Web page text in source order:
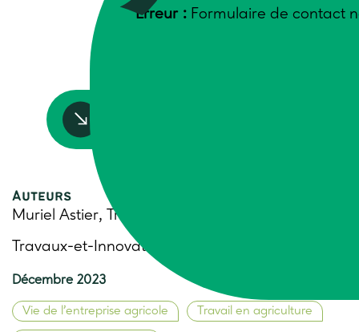
Erreur : Formulaire de contact
Auteurs
Muriel Astier, Trame
Travaux-et-Innovations n°303
Décembre 2023
Vie de l’entreprise agricole Travail en agriculture